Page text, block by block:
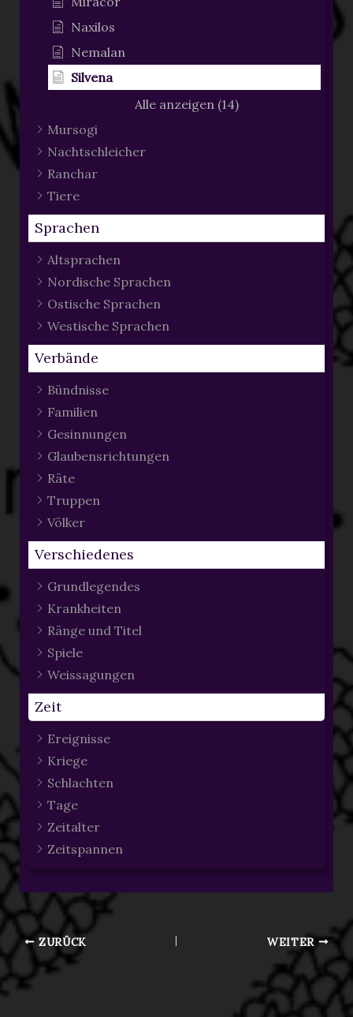
Naxilos
Nemalan
Silvena
Alle anzeigen (14)
Mursogi
Nachtschleicher
Ranchar
Tiere
Sprachen
Altsprachen
Nordische Sprachen
Ostische Sprachen
Westische Sprachen
Verbände
Bündnisse
Familien
Gesinnungen
Glaubensrichtungen
Räte
Truppen
Völker
Verschiedenes
Grundlegendes
Krankheiten
Ränge und Titel
Spiele
Weissagungen
Zeit
Ereignisse
Kriege
Schlachten
Tage
Zeitalter
Zeitspannen
ZURÜCK WEITER